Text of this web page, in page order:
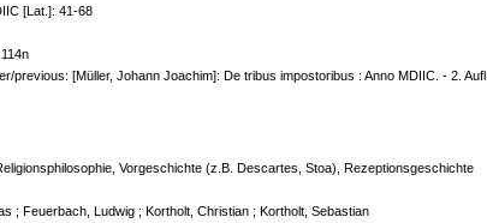
[Lat.]: 41-68
previous: [Müller, Johann Joachim]: De tribus impostoribus : Anno MDIIC. - 2. Aufl.
Vorgeschichte (z.B. Descartes, Stoa), Rezeptionsgeschichte
; Feuerbach, Ludwig ; Kortholt, Christian ; Kortholt, Sebastian